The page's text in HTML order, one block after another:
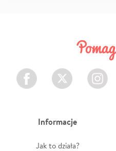
Facebook Twitter Instagram
Informacje
Jak to działa?